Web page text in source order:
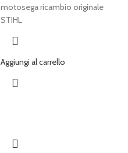
motosega ricambio originale
STIHL
Aggiungi al carrello